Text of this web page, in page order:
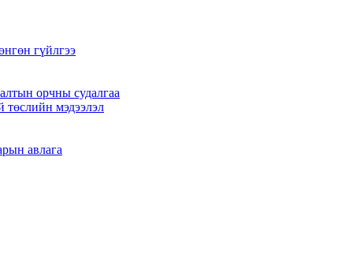
гүйлгээ
орчны судалгаа
төслийн мэдээлэл
авлага